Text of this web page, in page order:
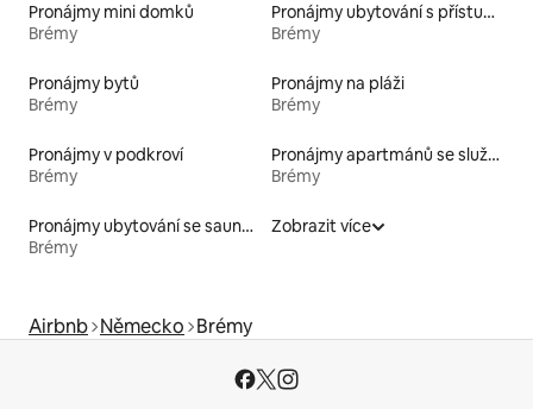
Pronájmy mini domků
Brémy
Pronájmy ubytování s přístupem na pláž
Brémy
Pronájmy bytů
Brémy
Pronájmy na pláži
Brémy
Pronájmy v podkroví
Brémy
Pronájmy apartmánů se službami
Brémy
Pronájmy ubytování se saunou
Brémy
Zobrazit více
Airbnb Německo Brémy